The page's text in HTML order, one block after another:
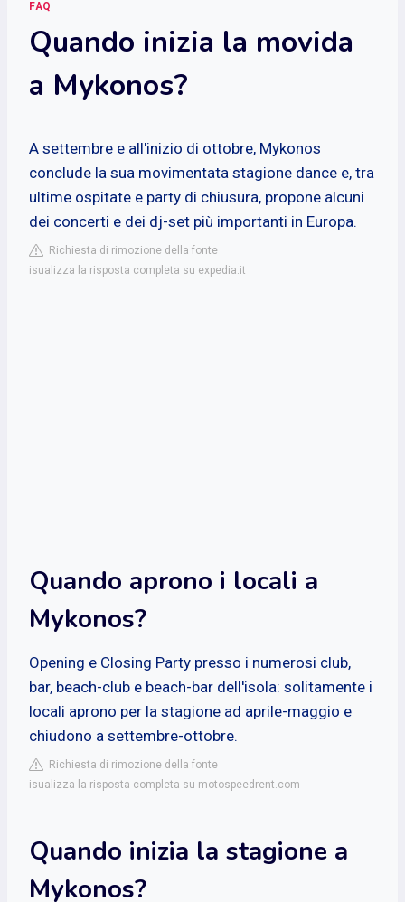
FAQ
Quando inizia la movida
a Mykonos?
A settembre e all'inizio di ottobre, Mykonos
conclude la sua movimentata stagione dance e, tra
ultime ospitate e party di chiusura, propone alcuni
dei concerti e dei dj-set più importanti in Europa.
Richiesta di rimozione della fonte
isualizza la risposta completa su expedia.it
Quando aprono i locali a
Mykonos?
Opening e Closing Party presso i numerosi club,
bar, beach-club e beach-bar dell'isola: solitamente i
locali aprono per la stagione ad aprile-maggio e
chiudono a settembre-ottobre.
Richiesta di rimozione della fonte
isualizza la risposta completa su motospeedrent.com
Quando inizia la stagione a
Mykonos?